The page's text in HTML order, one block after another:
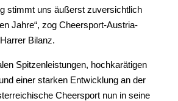
stimmt uns äußerst zuversichtlich
Jahre“, zog Cheersport-Austria-
Bilanz.
Spitzenleistungen, hochkarätigen
einer starken Entwicklung an der
Cheersport nun in seine